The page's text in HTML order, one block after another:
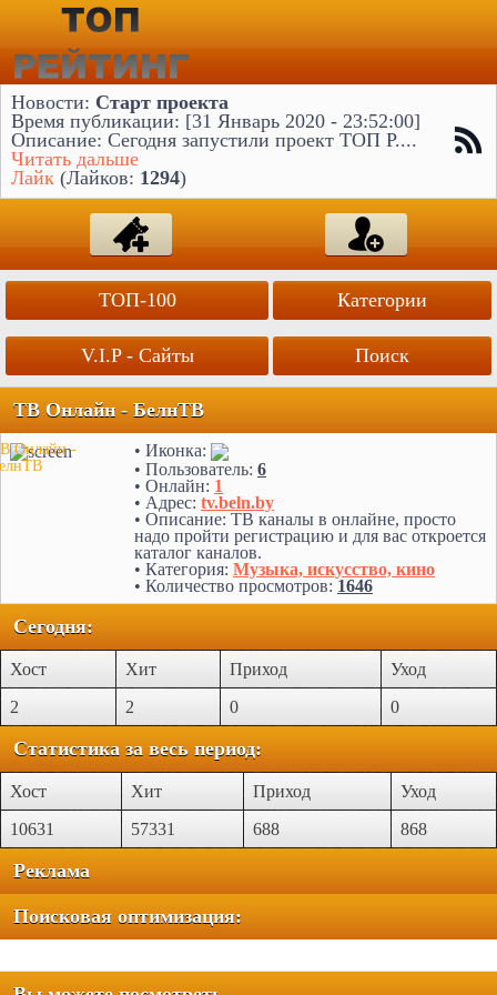
Новости: Старт проекта
Время публикации: [31 Январь 2020 - 23:52:00]
Описание: Сегодня запустили проект ТОП Р....
Читать дальше
Лайк (Лайков: 1294)
ТОП-100
V.I.P - Сайты
Категории
Поиск
ТВ Онлайн - БелнТВ
Онлайн -
• Иконка:
• Пользователь: 6
• Онлайн: 1
• Адрес: tv.beln.by
• Описание: ТВ каналы в онлайне, просто
надо пройти регистрацию и для вас откроется
каталог каналов.
• Категория: Музыка, искусство, кино
• Количество просмотров: 1646
Сегодня:
Хост Хит Приход
Уход
2
2 0 0
Статистика за весь период:
Хост Хит Приход
Уход
10631
57331 688 868
Реклама
Поисковая оптимизация: